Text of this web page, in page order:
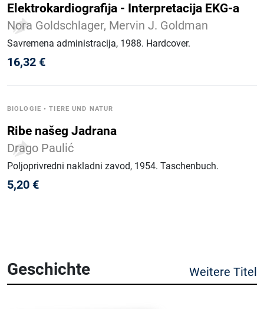
Elektrokardiografija - Interpretacija EKG-a
Nora Goldschlager, Mervin J. Goldman
Savremena administracija, 1988. Hardcover.
16,32 €
BIOLOGIE •TIERE UND NATUR
Ribe našeg Jadrana
Drago Paulić
Poljoprivredni nakladni zavod, 1954. Taschenbuch.
5,20 €
Geschichte Weitere Titel